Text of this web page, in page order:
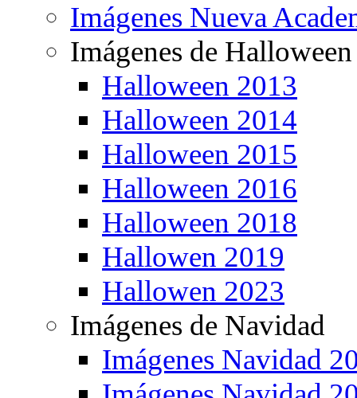
Imágenes Nueva
Imágenes de Halloween
Halloween 2013
Halloween 2014
Halloween 2015
Halloween 2016
Halloween 2018
Hallowen 2019
Hallowen 2023
Imágenes de Navidad
Imágenes Navidad